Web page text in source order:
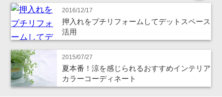
2016/12/17
押入れをプチリフォームしてデットスペース
活用
2015/07/27
夏本番！涼を感じられるおすすめインテリア
カラーコーディネート